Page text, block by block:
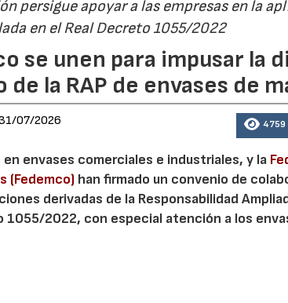
persigue apoyar a las empresas en la
en el Real Decreto 1055/2022
se unen para impusar la
la RAP de envases de
07/2026 4759
envases comerciales e industriales, y la
(Fedemco) han firmado un convenio de
derivadas de la Responsabilidad
1055/2022, con especial atención a los